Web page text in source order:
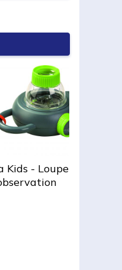
Kids - Loupe